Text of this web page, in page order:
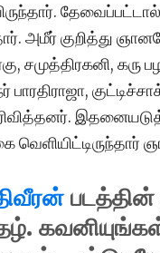
அமீர் குறித்து
சமுத்திரகனி,
வெளியிட்டிருந்தார்